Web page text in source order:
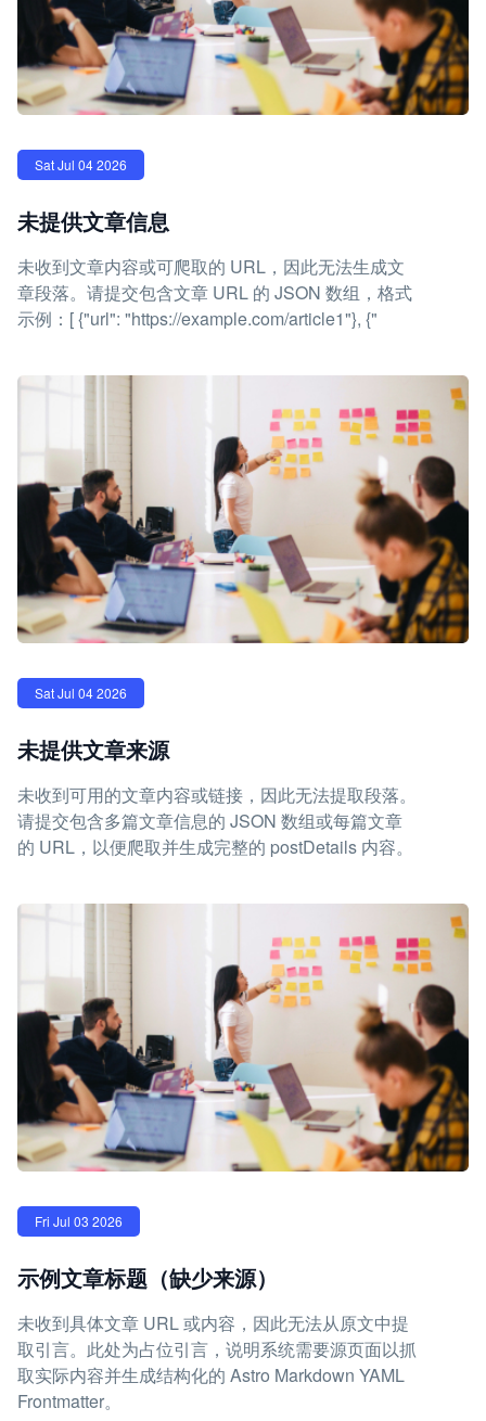
Sat Jul 04 2026
未提供文章信息
未收到文章内容或可爬取的 URL，因此无法生成文
章段落。请提交包含文章 URL 的 JSON 数组，格式
示例：[ {"url": "https://example.com/article1"}, {"
Sat Jul 04 2026
未提供文章来源
未收到可用的文章内容或链接，因此无法提取段落。
请提交包含多篇文章信息的 JSON 数组或每篇文章
的 URL，以便爬取并生成完整的 postDetails 内容。
Fri Jul 03 2026
示例文章标题（缺少来源）
未收到具体文章 URL 或内容，因此无法从原文中提
取引言。此处为占位引言，说明系统需要源页面以抓
取实际内容并生成结构化的 Astro Markdown YAML
Frontmatter。